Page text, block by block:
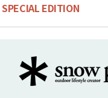
SPECIAL EDITION